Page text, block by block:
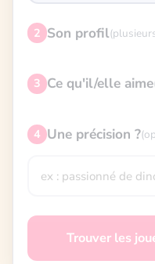
2 Son profil
3 Ce qu'il/elle aime
4 Une précision ?
Trouver les